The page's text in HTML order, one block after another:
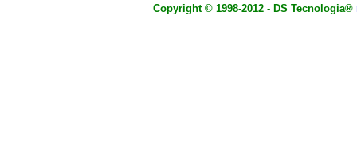
Copyright © 1998-2012 - DS Tecnologia®